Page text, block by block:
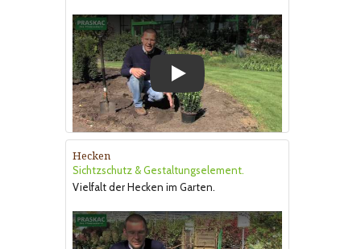
Hecken
Sichtzschutz & Gestaltungselement.
Vielfalt der Hecken im Garten.